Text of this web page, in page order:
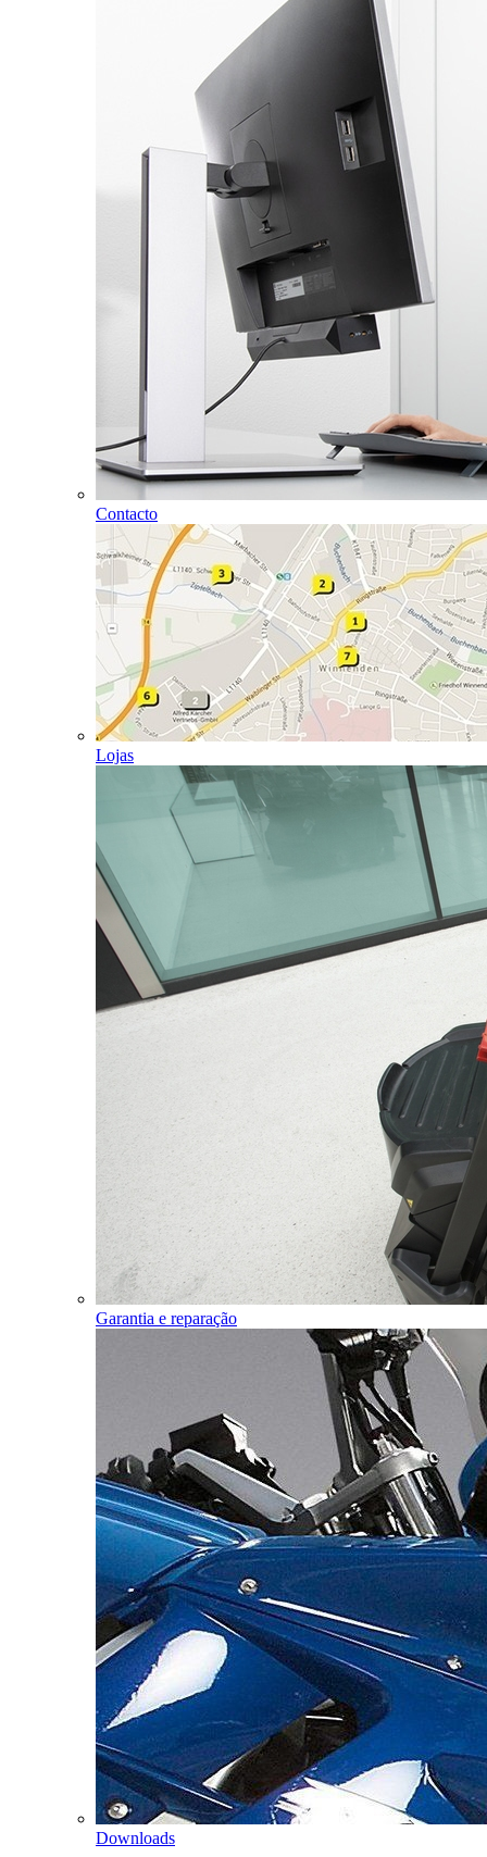
Contacto
Lojas
Garantia e reparação
Downloads